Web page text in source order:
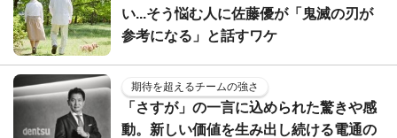
い...そう悩む人に佐藤優が「鬼滅の刃が
参考になる」と話すワケ
期待を超えるチームの強さ
「さすが」の一言に込められた驚きや感
動。新しい価値を生み出し続ける電通の